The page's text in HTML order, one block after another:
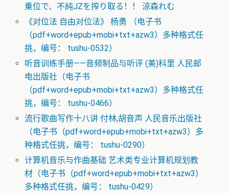
乗位で、不純JZを搾り取る！！ 涼森れむ
《对位法 自由对位法》 杨勇 （电子书
（pdf+word+epub+mobi+txt+azw3）多种格式任
挑，编号： tushu-0532）
听音训练手册——音频制品与听评 (美)科里 人民邮
电出版社（电子书
（pdf+word+epub+mobi+txt+azw3）多种格式任
挑，编号： tushu-0466）
流行歌曲写作十八讲 付林,胡音声 人民音乐出版社
（电子书（pdf+word+epub+mobi+txt+azw3）多
种格式任挑，编号： tushu-0290）
计算机音乐与作曲基础 艺术类专业计算机规划教
材（电子书（pdf+word+epub+mobi+txt+azw3）
多种格式任挑，编号： tushu-0429）